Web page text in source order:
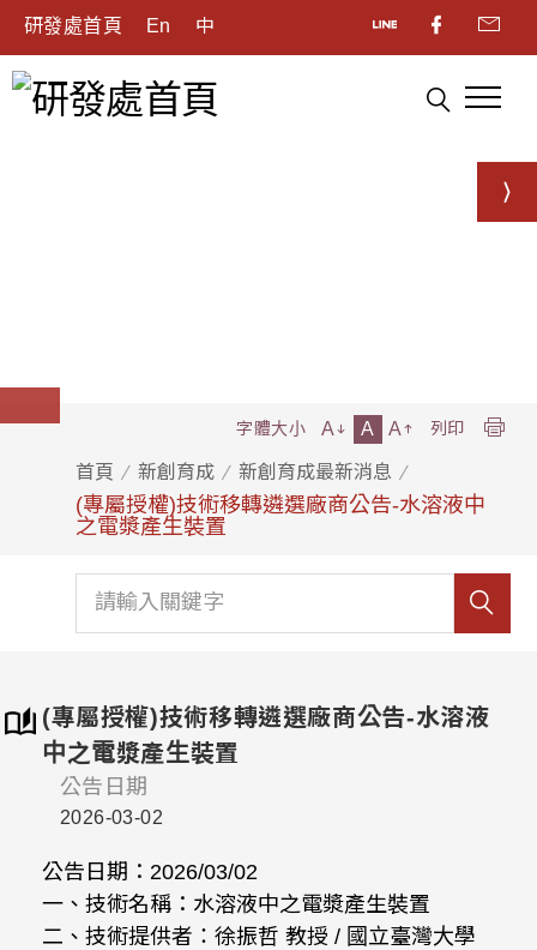
研發處首頁 En 中
首頁 新創育成 新創育成最新消息
(專屬授權)技術移轉遴選廠商公告-水溶液中
之電漿產生裝置
字體大小 A A A 列印
(專屬授權)技術移轉遴選廠商公告-水溶液
中之電漿產生裝置
公告日期
2026-03-02
公告日期：2026/03/02
一、技術名稱：水溶液中之電漿產生裝置
二、技術提供者：徐振哲 教授 / 國立臺灣大學